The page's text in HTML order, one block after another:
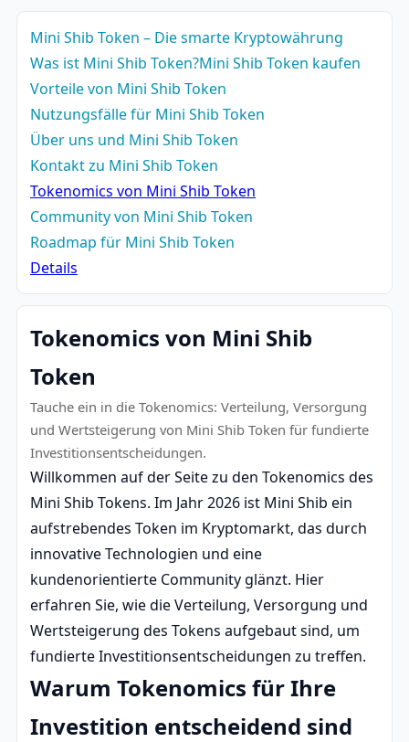
Mini Shib Token – Die smarte Kryptowährung
Was ist Mini Shib Token?Mini Shib Token kaufen
Vorteile von Mini Shib Token
Nutzungsfälle für Mini Shib Token
Über uns und Mini Shib Token
Kontakt zu Mini Shib Token
Tokenomics von Mini Shib Token
Community von Mini Shib Token
Roadmap für Mini Shib Token
Details
Tokenomics von Mini Shib
Token
Tauche ein in die Tokenomics: Verteilung, Versorgung
und Wertsteigerung von Mini Shib Token für fundierte
Investitionsentscheidungen.
Willkommen auf der Seite zu den Tokenomics des
Mini Shib Tokens. Im Jahr 2026 ist Mini Shib ein
aufstrebendes Token im Kryptomarkt, das durch
innovative Technologien und eine
kundenorientierte Community glänzt. Hier
erfahren Sie, wie die Verteilung, Versorgung und
Wertsteigerung des Tokens aufgebaut sind, um
fundierte Investitionsentscheidungen zu treffen.
Warum Tokenomics für Ihre
Investition entscheidend sind